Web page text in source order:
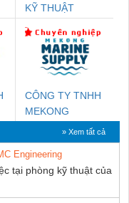
KỸ THUẬT
NAM
CÔNG TY TNHH
MEKONG
SUPPLY
» Xem tất cả
Engineering
tại phòng kỹ thuật của